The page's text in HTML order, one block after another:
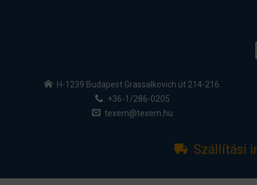
H-1239 Budapest Grassalkovich út 214-216.
+36-1/286-0205
texem@texem.hu
Szállítási